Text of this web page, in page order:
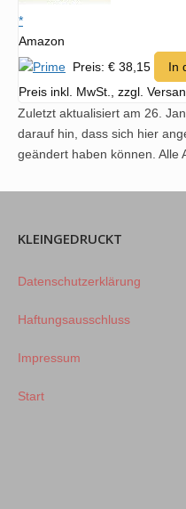
*
Amazon
Preis: € 38,15
In
Preis inkl. MwSt., zzgl.
Zuletzt aktualisiert am 26.
darauf hin, dass sich hier
geändert haben können. Alle
KLEINGEDRUCKT
Datenschutzerklärung
Haftungsausschluss
Impressum
Start